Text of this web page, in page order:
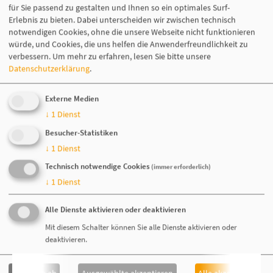
Automatenland unterstützt Unternehmen beim einfachen Einstieg
und Ausbau in das eigene VendingBusiness und vertreibt
deutschlandweit Snack-, Getränke-, und Kaffeeautomaten.
Kund:innen können an den Automaten von Automatenland
kontaktlos mit allen gängigen Karten, unter anderem der girocard,
bezahlen.
Wir freuen uns auf die Zusammenarbeit!
Weitere Informationen zu Automatenland finden Sie
Mitglieder
Zur vollständigen Mitgliederübersicht geht eshierentlang.
für Sie passend zu gestalten und Ihnen so ein optimales Surf-
Erlebnis zu bieten. Dabei unterscheiden wir zwischen technisch
notwendigen Cookies, ohne die unsere Webseite nicht funktionieren
würde, und Cookies, die uns helfen die Anwenderfreundlichkeit zu
verbessern. Um mehr zu erfahren, lesen Sie bitte unsere
Datenschutzerklärung.
Externe Medien
↓ 1 Dienst
Besucher-Statistiken
↓ 1 Dienst
Technisch notwendige Cookies (immer erforderlich)
↓ 1 Dienst
Alle Dienste aktivieren oder deaktivieren
Mit diesem Schalter können Sie alle Dienste aktivieren oder
deaktivieren.